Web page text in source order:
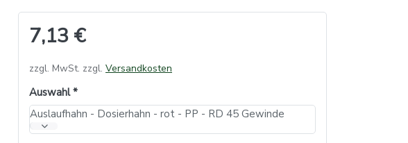
7,13 €
zzgl. MwSt. zzgl. Versandkosten
Auswahl
Auslaufhahn - Dosierhahn - rot - PP - RD 45 Gewinde